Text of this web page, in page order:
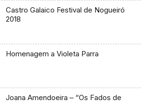
Castro Galaico Festival de Nogueiró
2018
Homenagem a Violeta Parra
Joana Amendoeira – “Os Fados de